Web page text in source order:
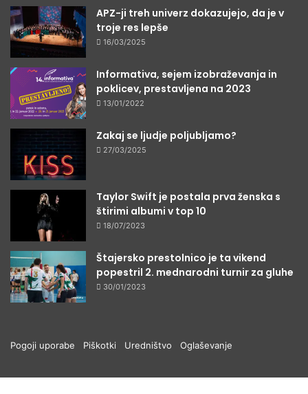
APZ-ji treh univerz dokazujejo, da je v
troje res lepše
16/03/2025
Informativa, sejem izobraževanja in
poklicev, prestavljena na 2023
13/01/2022
Zakaj se ljudje poljubljamo?
27/03/2025
Taylor Swift je postala prva ženska s
štirimi albumi v top 10
18/07/2023
Štajersko prestolnico je ta vikend
popestril 2. mednarodni turnir za gluhe
30/01/2023
Pogoji uporabe Piškotki Uredništvo Oglaševanje